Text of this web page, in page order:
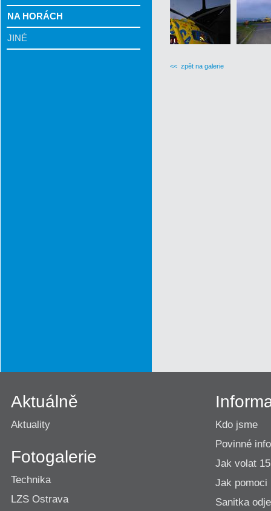
NA HORÁCH
JINÉ
<< zpět na galerie
Aktuálně
Aktuality
Fotogalerie
Technika
LZS Ostrava
Kdo jsme
Povinné
Jak volat
Jak pomoci
Sanitka